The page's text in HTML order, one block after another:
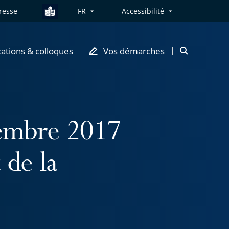
FR Accessibilité
& colloques Vos démarches
Ouvrir
2017
la